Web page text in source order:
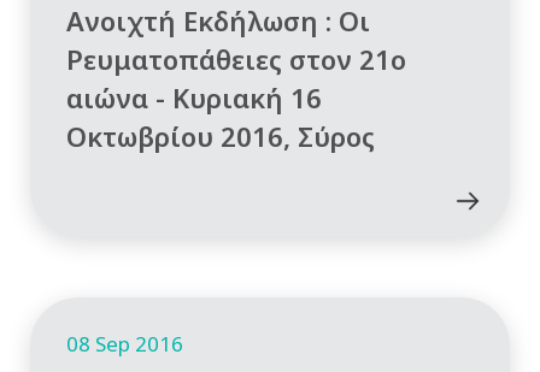
Ανοιχτή Εκδήλωση : Οι
Ρευματοπάθειες στον 21ο
αιώνα - Κυριακή 16
Οκτωβρίου 2016, Σύρος
08 Sep 2016